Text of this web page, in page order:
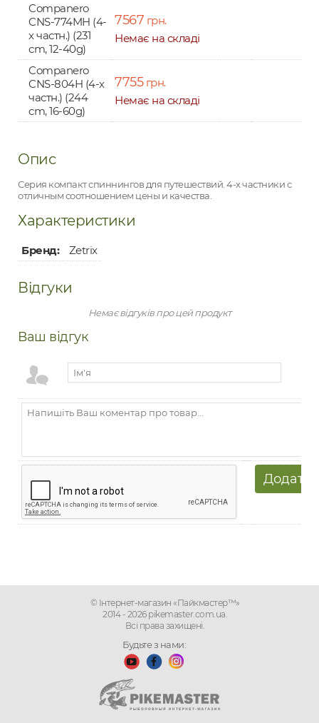
Companero
CNS-774MH (4-
х частн.) (231
cm, 12-40g)
7567 грн.
Немає на складі
Companero
CNS-804H (4-х
частн.) (244
cm, 16-60g)
7755грн.
Немає на складі
Опис
Серия компакт спиннингов для путешествий. 4-х частники с
отличным соотношением цены и качества.
Характеристики
Бренд: Zetrix
Відгуки
Немає відгуків про цей продукт
Ваш відгук
© Інтернет-магазин «Пайкмастер™»
2014 - 2026 pikemaster.com.ua.
Всі права захищені.
Будьте з нами: